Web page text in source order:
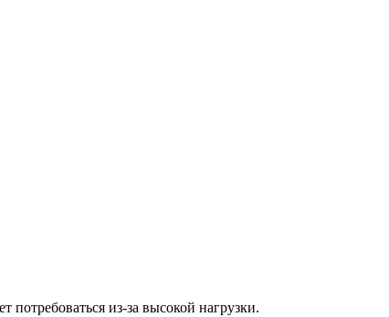
из-за высокой нагрузки.